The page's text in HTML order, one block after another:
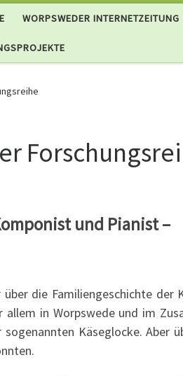
WORPSWEDER INTERNETZEITUNG
und Pianist –
die Familiengeschichte
allem in Worpswede und im
Käseglocke.